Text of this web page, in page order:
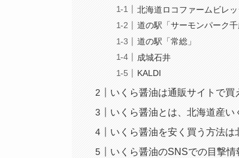
北海道ロコファームビレッ
道の駅「サーモンパーク千
道の駅「常総」
成城石井
KALDI
いくら醤油は通販サイトで買
いくら醤油とは、北海道産
いくら醤油を安く買う方法は
いくら醤油のSNSでの目撃